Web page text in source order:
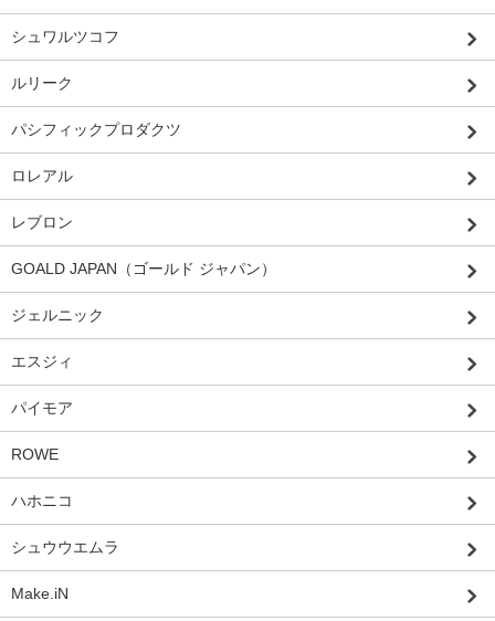
シュワルツコフ
ルリーク
パシフィックプロダクツ
ロレアル
レブロン
GOALD JAPAN（ゴールド ジャパン）
ジェルニック
エスジィ
パイモア
ROWE
ハホニコ
シュウウエムラ
Make.iN